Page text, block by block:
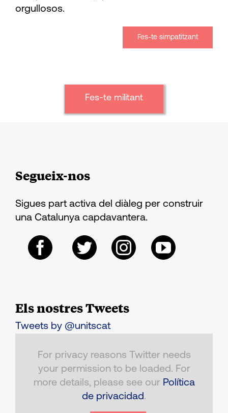
orgullosos.
Fes-te simpatitzant
Fes-te militant
Segueix-nos
Sigues part activa del diàleg per construir
una Catalunya capdavantera.
Els nostres Tweets
Tweets by @unitscat
For privacy reasons Twitter needs
your permission to be loaded. For
more details, please see our Política
de privacidad.